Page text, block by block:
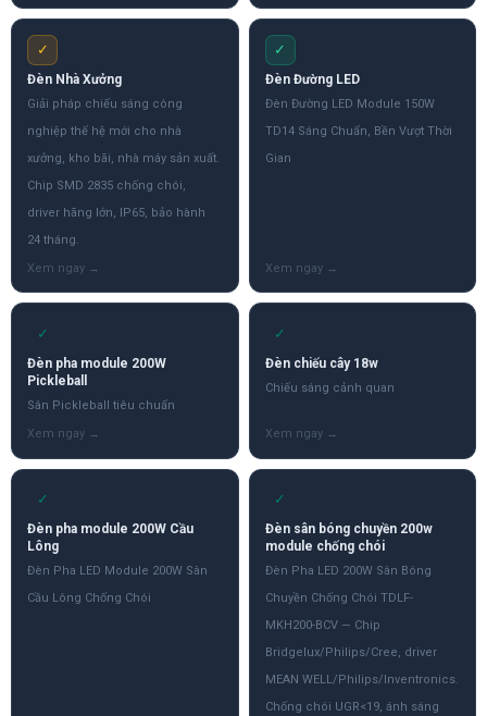
✓
Đèn Nhà Xưởng
Giải pháp chiếu sáng công
nghiệp thế hệ mới cho nhà
xưởng, kho bãi, nhà máy sản xuất.
Chip SMD 2835 chống chói,
driver hãng lớn, IP65, bảo hành
24 tháng.
✓
Đèn Đường LED
Đèn Đường LED Module 150W
TD14 Sáng Chuẩn, Bền Vượt Thời
Gian
✓
Đèn pha module 200W
Pickleball
Sân Pickleball tiêu chuẩn
✓
Đèn chiếu cây 18w
Chiếu sáng cảnh quan
✓
Đèn pha module 200W Cầu
Lông
Đèn Pha LED Module 200W Sân
Cầu Lông Chống Chói
✓
Đèn sân bóng chuyền 200w
module chống chói
Đèn Pha LED 200W Sân Bóng
Chuyền Chống Chói TDLF-
MKH200-BCV — Chip
Bridgelux/Philips/Cree, driver
MEAN WELL/Philips/Inventronics.
Chống chói UGR<19, ánh sáng